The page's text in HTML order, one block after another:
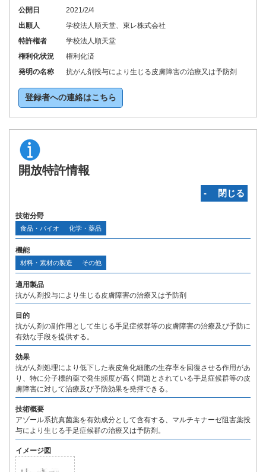
公開日
2021/2/4
出願人
学校法人順天堂、東レ株式会社
特許権者
学校法人順天堂
権利化状況
権利化済
発明の名称
抗がん剤投与により生じる皮膚障害の治療又は予防剤
登録者への連絡はこちら
開放特許情報
‐ 閉じる
技術分野
食品・バイオ 化学・薬品
機能
材料・素材の製造 その他
適用製品
抗がん剤投与により生じる皮膚障害の治療又は予防剤
目的
抗がん剤の副作用として生じる手足症候群等の皮膚障害の治療及び予防に
有効な手段を提供する。
効果
抗がん剤処理により低下した表皮角化細胞の生存率を回復させる作用があ
り、特に分子標的薬で発生頻度が高く問題とされている手足症候群等の皮
膚障害に対して治療及び予防効果を発揮できる。
技術概要
アゾール系抗真菌薬を有効成分として含有する、マルチキナーゼ阻害薬投
与により生じる手足症候群の治療又は予防剤。
イメージ図